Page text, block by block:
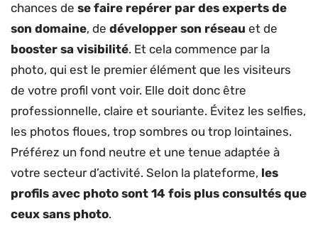
chances de se faire repérer par des experts de
son domaine, de développer son réseau et de
booster sa visibilité. Et cela commence par la
photo, qui est le premier élément que les visiteurs
de votre profil vont voir. Elle doit donc être
professionnelle, claire et souriante. Évitez les selfies,
les photos floues, trop sombres ou trop lointaines.
Préférez un fond neutre et une tenue adaptée à
votre secteur d’activité. Selon la plateforme, les
profils avec photo sont 14 fois plus consultés que
ceux sans photo.